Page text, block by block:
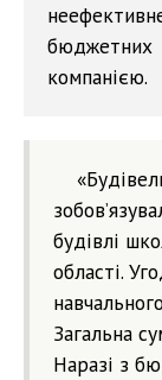
бюджетних
компанією.
будівлі
області.
Загальна
Наразі з